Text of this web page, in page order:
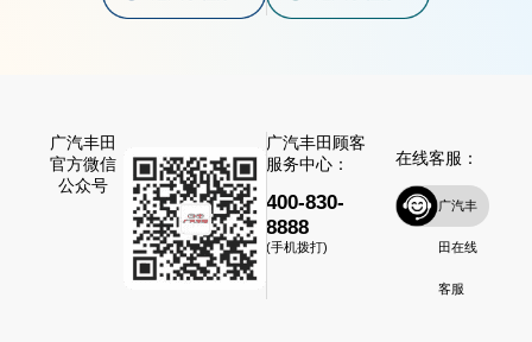
广汽丰田
官方微信
公众号
广汽丰田顾客
服务中心：
400-830-
8888
(手机拨打)
在线客服：
广汽丰
田在线
客服